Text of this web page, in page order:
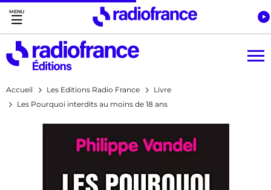
Accès direct :
Menu principal
Contenu
Accueil Les Editions Radio France
Livre
Les Pourquoi interdits au moins de 18 ans